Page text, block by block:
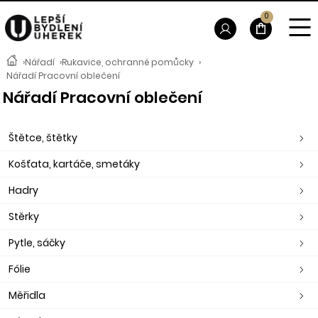
›Nářadí ›Rukavice, ochranné pomůcky ›
Nářadí Pracovní oblečení
Nářadí Pracovní oblečení
Štětce, štětky
Košťata, kartáče, smetáky
Hadry
Stěrky
Pytle, sáčky
Fólie
Měřidla
0